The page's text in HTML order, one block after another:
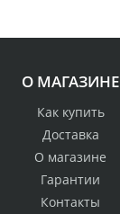
О МАГАЗИНЕ
Как купить
Доставка
О магазине
Гарантии
Контакты